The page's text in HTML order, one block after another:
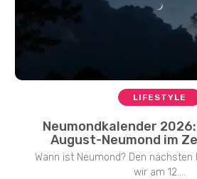
LIFESTYLE
Neumondkalender
August-Neumond im
Wann ist Neumond? Den
wir am 12....